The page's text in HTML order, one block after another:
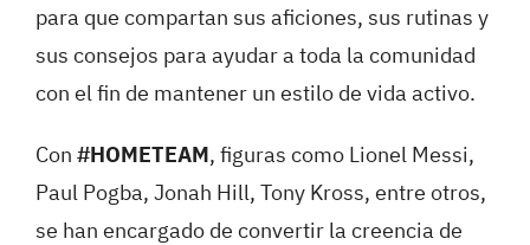
para que compartan sus aficiones, sus rutinas y
sus consejos para ayudar a toda la comunidad
con el fin de mantener un estilo de vida activo.
Con #HOMETEAM, figuras como Lionel Messi,
Paul Pogba, Jonah Hill, Tony Kross, entre otros,
se han encargado de convertir la creencia de